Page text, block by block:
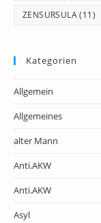
ZENSURSULA(11)
Kategorien
Allgemein
Allgemeines
alter Mann
Anti.AKW
Anti.AKW
Asyl